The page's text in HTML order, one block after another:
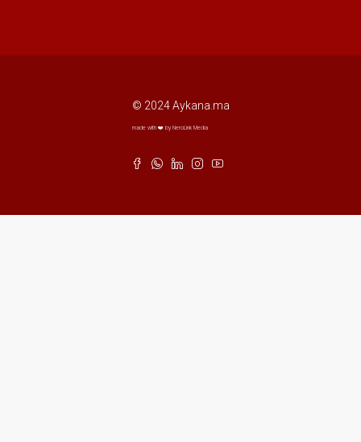
© 2024 Aykana.ma
made with ❤️ by NeroLink Media